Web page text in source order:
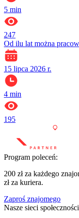
5 min
247
Od ilu lat można
15 lipca 2026 r.
4 min
195
Program poleceń:
200 zł za każdego
zł za kuriera.
Zaproś znajomego
Nasze sieci